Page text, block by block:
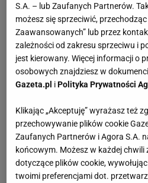
S.A. – lub Zaufanych Partnerów.
możesz się sprzeciwić,
Zaawansowanych” lub przez
zależności od zakresu sprzeciwu i
jest kierowany. Więcej informacji o
osobowych znajdziesz w
Gazeta.pl iPolityka Prywatności
Klikając „Akceptuję” wyrażasz też
przechowywanie plików cookie
Zaufanych Partnerów i Agora S.A.
końcowym. Możesz w każdej chwili
dotyczące plików cookie,
twoimi preferencjami dot.